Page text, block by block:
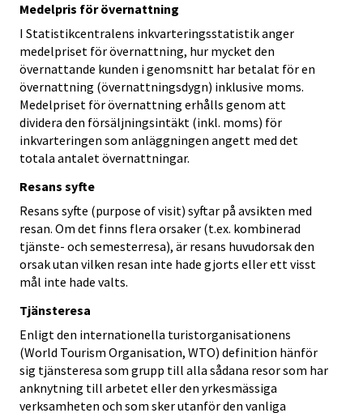
Medelpris för övernattning
I Statistikcentralens inkvarteringsstatistik anger
medelpriset för övernattning, hur mycket den
övernattande kunden i genomsnitt har betalat för en
övernattning (övernattningsdygn) inklusive moms.
Medelpriset för övernattning erhålls genom att
dividera den försäljningsintäkt (inkl. moms) för
inkvarteringen som anläggningen angett med det
totala antalet övernattningar.
Resans syfte
Resans syfte (purpose of visit) syftar på avsikten med
resan. Om det finns flera orsaker (t.ex. kombinerad
tjänste- och semesterresa), är resans huvudorsak den
orsak utan vilken resan inte hade gjorts eller ett visst
mål inte hade valts.
Tjänsteresa
Enligt den internationella turistorganisationens
(World Tourism Organisation, WTO) definition hänför
sig tjänsteresa som grupp till alla sådana resor som har
anknytning till arbetet eller den yrkesmässiga
verksamheten och som sker utanför den vanliga